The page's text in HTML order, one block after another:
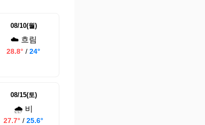
08/10(월)
☁️ 흐림
28.8° / 24°
08/15(토)
🌧️ 비
27.7° / 25.6°